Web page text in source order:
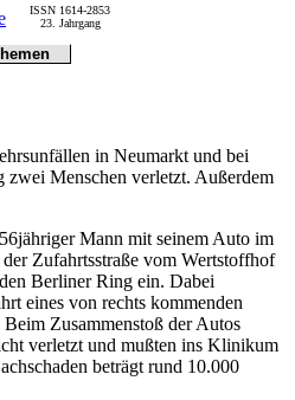
in Neumarkt und bei
zwei Menschen verletzt. Außerdem
Mann mit seinem Auto im
Zufahrtsstraße vom Wertstoffhof
Berliner Ring ein. Dabei
eines von rechts kommenden
Zusammenstoß der Autos
verletzt und mußten ins Klinikum
beträgt rund 10.000
ISSN 1614-2853
23. Jahrgang
Online
Tipps
@NM
Freizeit
Leute
Tiere